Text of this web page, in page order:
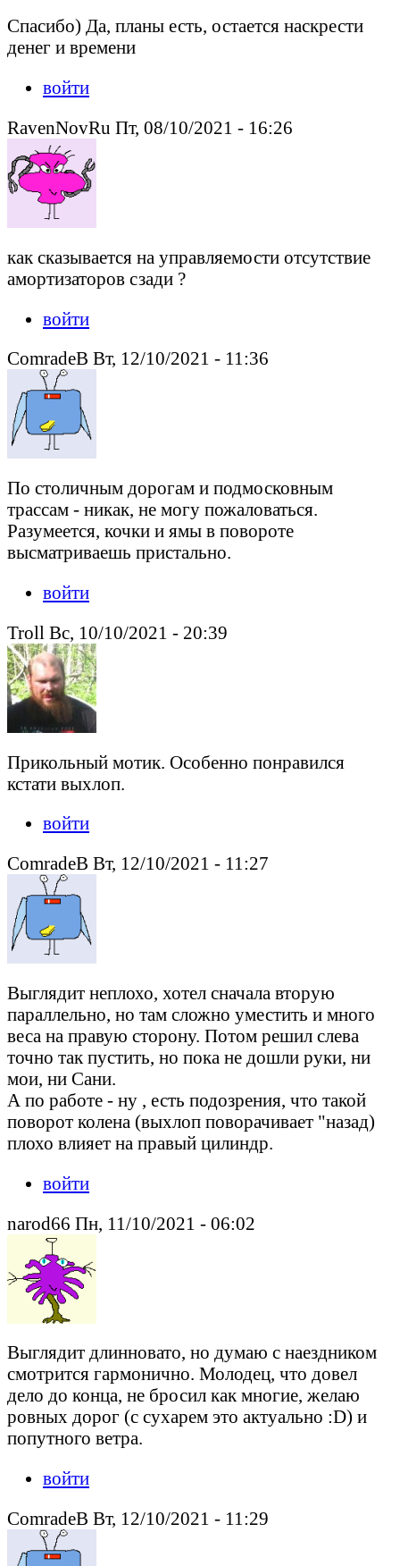
Спасибо) Да, планы есть, остается наскрести
денег и времени
войти
RavenNovRu Пт, 08/10/2021 - 16:26
как сказывается на управляемости отсутствие
амортизаторов сзади ?
войти
ComradeB Вт, 12/10/2021 - 11:36
По столичным дорогам и подмосковным
трассам - никак, не могу пожаловаться.
Разумеется, кочки и ямы в повороте
высматриваешь пристально.
войти
Troll Вс, 10/10/2021 - 20:39
Прикольный мотик. Особенно понравился
кстати выхлоп.
войти
ComradeB Вт, 12/10/2021 - 11:27
Выглядит неплохо, хотел сначала вторую
параллельно, но там сложно уместить и много
веса на правую сторону. Потом решил слева
точно так пустить, но пока не дошли руки, ни
мои, ни Сани.
А по работе - ну , есть подозрения, что такой
поворот колена (выхлоп поворачивает "назад)
плохо влияет на правый цилиндр.
войти
narod66 Пн, 11/10/2021 - 06:02
Выглядит длинновато, но думаю с наездником
смотрится гармонично. Молодец, что довел
дело до конца, не бросил как многие, желаю
ровных дорог (с сухарем это актуально :D) и
попутного ветра.
войти
ComradeB Вт, 12/10/2021 - 11:29